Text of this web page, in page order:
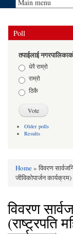
Poll
तपाईलाई
Choicesधेरै राम्रो
राम्रो
ठिकै
Older polls
Results
You are here
Home» विवरण
जीविकोपार्जन कार्यक्रम)
विवरण
(राष्ट्रपति